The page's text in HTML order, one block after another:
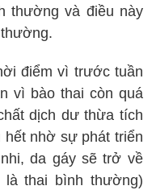
thường và điều này
điểm vì trước tuần
vì bào thai còn quá
dịch dư thừa tích
nhờ sự phát triển
da gáy sẽ trở về
là thai bình thường)